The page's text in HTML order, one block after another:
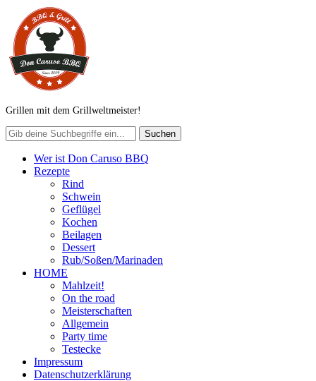
Grillen mit dem Grillweltmeister!
Wer ist Don Caruso BBQ
Rezepte
Rind
Schwein
Geflügel
Kochen
Beilagen
Dessert
Rub/Soßen/Marinaden
HOME
Mahlzeit!
On the road
Meisterschaften
Allgemein
Party time
Testecke
Impressum
Datenschutzerklärung